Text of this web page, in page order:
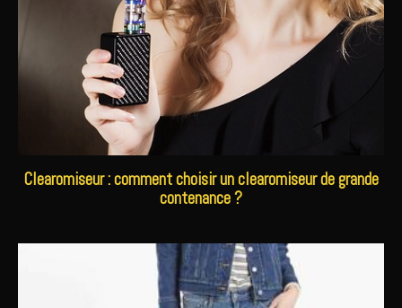
Clearomiseur : comment choisir un clearomiseur de grande
contenance ?